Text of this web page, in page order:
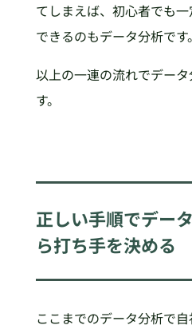
てしまえば、初心者でも
できるのもデータ分析です。
以上の一連の流れでデー
す。
正しい手順でデー
ら打ち手を決める
ここまでのデータ分析で